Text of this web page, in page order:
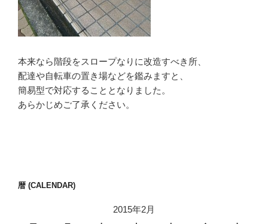
本来なら階段をスロープなりに改造すべき所、
配達や自転車の置き場などを鑑みますと、
簡易型で対応することとなりました。
あらかじめご了承ください。
暦 (CALENDAR)
2015年2月